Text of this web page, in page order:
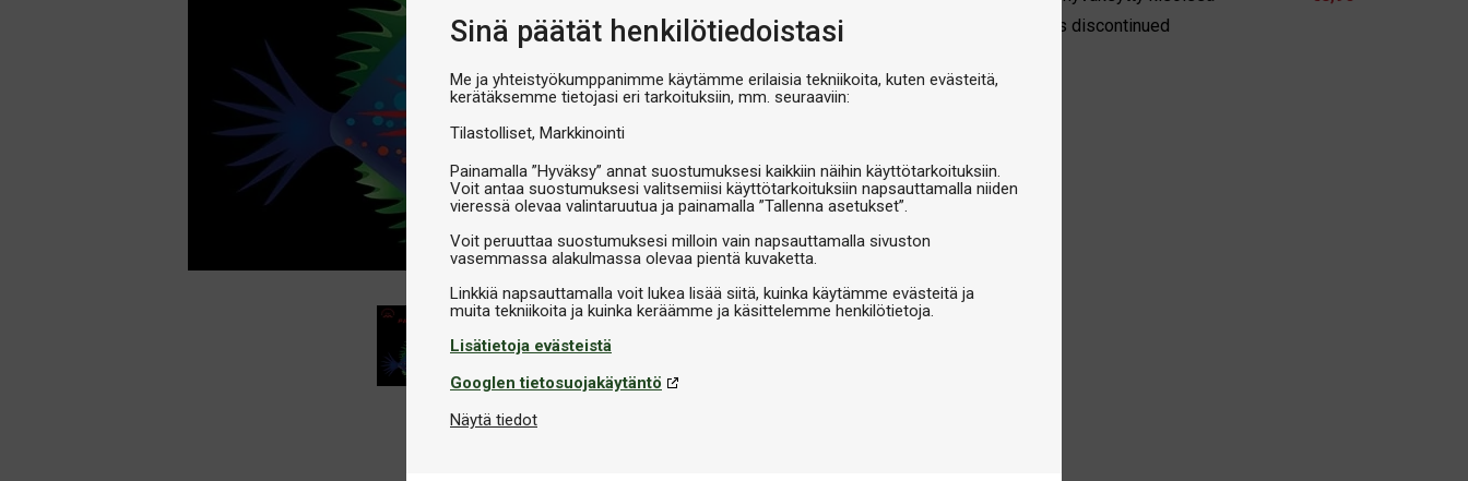
Sinä päätät henkilötiedoistasi
Me ja yhteistyökumppanimme käytämme erilaisia tekniikoita, kuten evästeitä,
kerätäksemme tietojasi eri tarkoituksiin, mm. seuraaviin:
Tilastolliset Markkinointi
Painamalla ”Hyväksy” annat suostumuksesi kaikkiin näihin käyttötarkoituksiin.
Voit antaa suostumuksesi valitsemiisi käyttötarkoituksiin napsauttamalla niiden
vieressä olevaa valintaruutua ja painamalla ”Tallenna asetukset”.
Voit peruuttaa suostumuksesi milloin vain napsauttamalla sivuston
vasemmassa alakulmassa olevaa pientä kuvaketta.
Linkkiä napsauttamalla voit lukea lisää siitä, kuinka käytämme evästeitä ja
Lisätietoja evästeistä
Googlen tietosuojakäytäntö
Näytä tiedot
The product is discontinued